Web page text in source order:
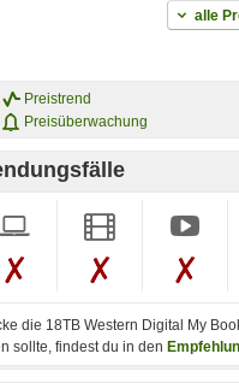
alle
Preistrend
Preisüberwachung
die 18TB Western Digital My
sollte, findest du in den